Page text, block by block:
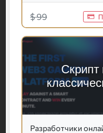
$ 99
Скрипт
Разработчики